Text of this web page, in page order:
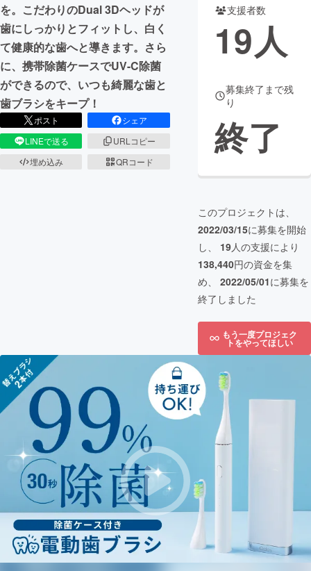
を。こだわりのDual 3Dヘッドが
歯にしっかりとフィットし、白く
て健康的な歯へと導きます。さら
に、携帯除菌ケースでUV-C除菌
ができるので、いつも綺麗な歯と
歯ブラシをキープ！
ポスト
シェア
LINEで送る
URLコピー
埋め込み
QRコード
支援者数
19人
募集終了まで残
り
終了
このプロジェクトは、
2022/03/15に募集を開始
し、 19人の支援により
138,440円の資金を集
め、 2022/05/01に募集を
終了しました
もう一度プロジェク
トをやってほしい